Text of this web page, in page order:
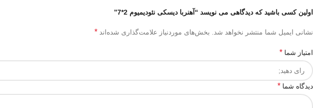
اولین کسی باشید که دیدگاهی می نویسد “آهنربا دیسکی نئودیمیوم 2*7”
نشانی ایمیل شما منتشر نخواهد شد. بخش‌های موردنیاز علامت‌گذاری شده‌اند *
امتیاز شما *
دیدگاه شما *